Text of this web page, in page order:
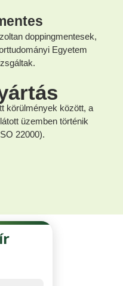
doppingmentesek,
Egyetem
körülmények között, a
üzemben történik
22000).